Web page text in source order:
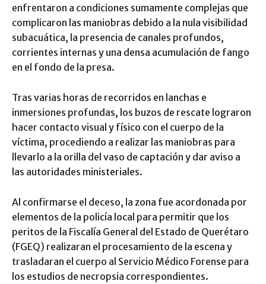
enfrentaron a condiciones sumamente complejas que
complicaron las maniobras debido a la nula visibilidad
subacuática, la presencia de canales profundos,
corrientes internas y una densa acumulación de fango
en el fondo de la presa.
Tras varias horas de recorridos en lanchas e
inmersiones profundas, los buzos de rescate lograron
hacer contacto visual y físico con el cuerpo de la
víctima, procediendo a realizar las maniobras para
llevarlo a la orilla del vaso de captación y dar aviso a
las autoridades ministeriales.
Al confirmarse el deceso, la zona fue acordonada por
elementos de la policía local para permitir que los
peritos de la Fiscalía General del Estado de Querétaro
(FGEQ) realizaran el procesamiento de la escena y
trasladaran el cuerpo al Servicio Médico Forense para
los estudios de necropsia correspondientes.